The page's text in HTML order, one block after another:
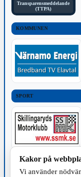
Transparensmeddelande
(TTPA)
KOMMUNEN
SPORT
TILLVERKNING
Kakor på
Vi använder